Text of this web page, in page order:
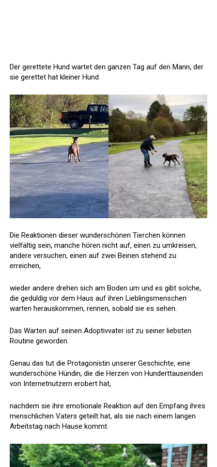
Der gerettete Hund wartet den ganzen Tag auf den Mann, der
sie gerettet hat kleiner Hund
Die Reaktionen dieser wunderschönen Tierchen können
vielfältig sein, manche hören nicht auf, einen zu umkreisen,
andere versuchen, einen auf zwei Beinen stehend zu
erreichen,
wieder andere drehen sich am Boden um und es gibt solche,
die geduldig vor dem Haus auf ihren Lieblingsmenschen
warten herauskommen, rennen, sobald sie es sehen.
Das Warten auf seinen Adoptivvater ist zu seiner liebsten
Routine geworden.
Genau das tut die Protagonistin unserer Geschichte, eine
wunderschöne Hündin, die die Herzen von Hunderttausenden
von Internetnutzern erobert hat,
nachdem sie ihre emotionale Reaktion auf den Empfang ihres
menschlichen Vaters geteilt hat, als sie nach einem langen
Arbeitstag nach Hause kommt.